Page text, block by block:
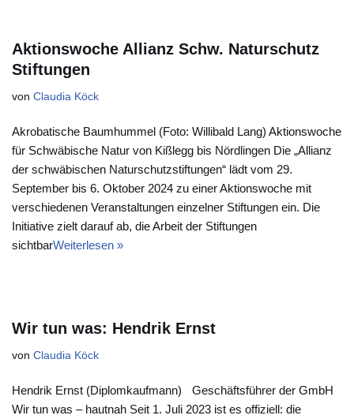
Aktionswoche Allianz Schw. Naturschutz
Stiftungen
von Claudia Köck
Akrobatische Baumhummel (Foto: Willibald Lang) Aktionswoche
für Schwäbische Natur von Kißlegg bis Nördlingen Die „Allianz
der schwäbischen Naturschutzstiftungen“ lädt vom 29.
September bis 6. Oktober 2024 zu einer Aktionswoche mit
verschiedenen Veranstaltungen einzelner Stiftungen ein. Die
Initiative zielt darauf ab, die Arbeit der Stiftungen
sichtbarWeiterlesen »
Wir tun was: Hendrik Ernst
von Claudia Köck
Hendrik Ernst (Diplomkaufmann) Geschäftsführer der GmbH
Wir tun was – hautnah Seit 1. Juli 2023 ist es offiziell: die